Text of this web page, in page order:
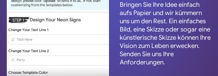
Bringen Sie Ihre Idee einfach
aufs Papier und wir kümmern
uns um den Rest. Ein einfaches
Bild, eine Skizze oder sogar eine
künstlerische Skizze können Ihre
Vision zum Leben erwecken.
Senden Sie uns Ihre
Anforderungen.